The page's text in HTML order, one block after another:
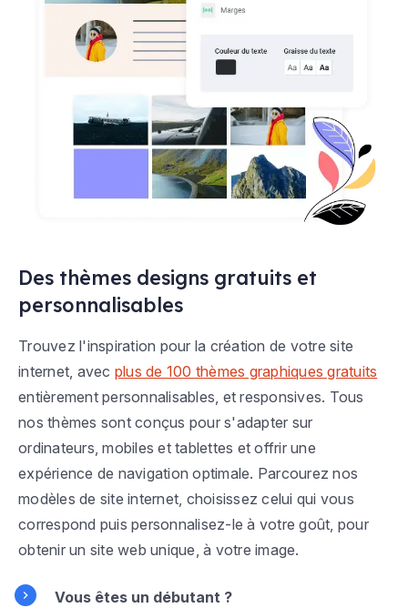
Des thèmes designs gratuits et
personnalisables
Trouvez l'inspiration pour la création de votre site
internet, avec plus de 100 thèmes graphiques gratuits
entièrement personnalisables, et responsives. Tous
nos thèmes sont conçus pour s'adapter sur
ordinateurs, mobiles et tablettes et offrir une
expérience de navigation optimale. Parcourez nos
modèles de site internet, choisissez celui qui vous
correspond puis personnalisez-le à votre goût, pour
obtenir un site web unique, à votre image.
Vous êtes un débutant ?